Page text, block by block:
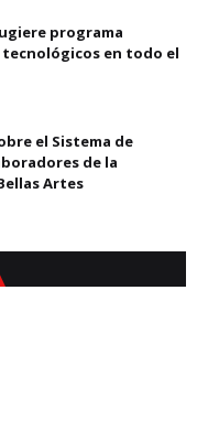
programa
en todo el
el Sistema de
de la
Artes